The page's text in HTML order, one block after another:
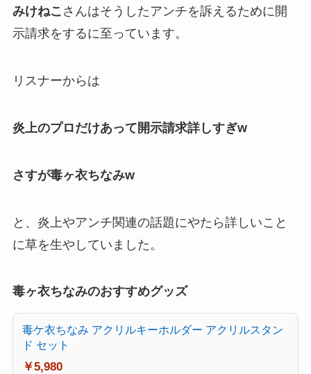
みけねこ さんはそうしたアンチを訴えるために開
示請求をするに至っています。
リスナーからは
炎上のプロだけあって開示請求詳しすぎw
さすが毒ヶ衣ちなみw
と、 炎上やアンチ関連の話題にやたら詳し いこと
に草を生やしていました。
毒ヶ衣ちなみのおすすめグッズ
毒ケ衣ちなみ アクリルキーホルダー アクリルスタン
ド セット
￥5,980